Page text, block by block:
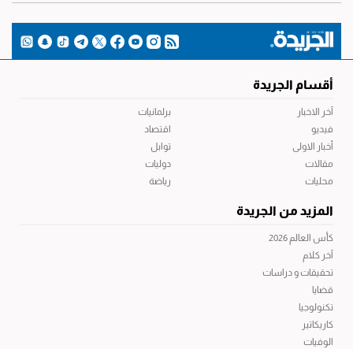
أقسام الجريدة
آخر الاخبار
فيديو
أخبار الاولى
مقالات
محليات
برلمانيات
اقتصاد
توابل
دوليات
رياضة
المزيد من الجريدة
كأس العالم 2026
آخر كلام
تحقيقات و دراسات
قضايا
تكنولوجيا
كاريكاتير
الوفيات